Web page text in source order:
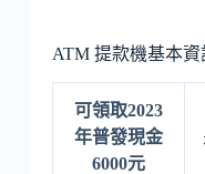
ATM 提款機基本資
可領取2023
年普發現金
6000元